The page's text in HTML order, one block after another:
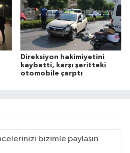
Direksiyon hakimiyetini
kaybetti, karşı şeritteki
otomobile çarptı